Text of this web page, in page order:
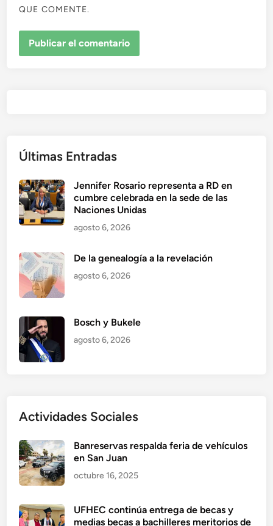
QUE COMENTE.
Últimas Entradas
Jennifer Rosario representa a RD en
cumbre celebrada en la sede de las
Naciones Unidas
agosto 6, 2026
De la genealogía a la revelación
agosto 6, 2026
Bosch y Bukele
agosto 6, 2026
Actividades Sociales
Banreservas respalda feria de vehículos
en San Juan
octubre 16, 2025
UFHEC continúa entrega de becas y
medias becas a bachilleres meritorios de